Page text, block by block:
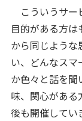
こういうサー
目的がある方
から同じような
い、どんなス
か色々と話を
味、関心がある
後も開催してい